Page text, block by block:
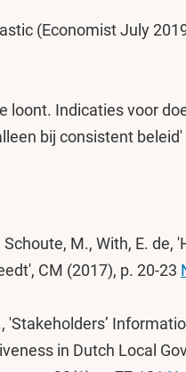
(Economist July
loont. Indicaties voor
bij consistent
Schoute, M., With, E. de,
CM (2017), p. 20-23
'Stakeholders’
in Dutch Local